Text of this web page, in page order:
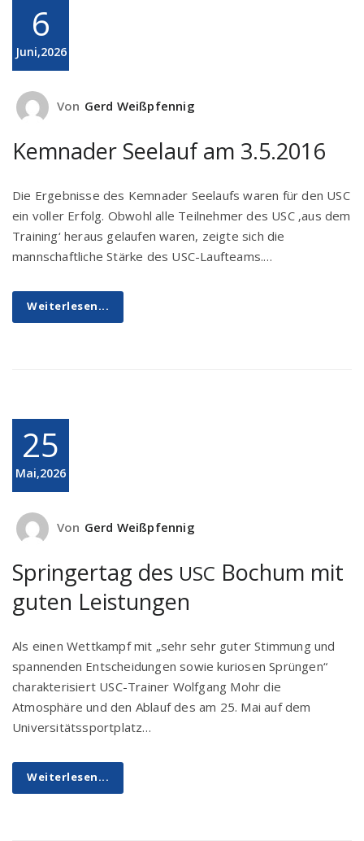
6
Juni,2026
Von Gerd Weißpfennig
Kemnader Seelauf am 3.5.2016
Die Ergebnisse des Kemnader Seelaufs waren für den USC
ein voller Erfolg. Obwohl alle Teilnehmer des USC ‚aus dem
Training‘ heraus gelaufen waren, zeigte sich die
mannschaftliche Stärke des USC-Laufteams.…
Weiterlesen...
25
Mai,2026
Von Gerd Weißpfennig
Springertag des USC Bochum mit
guten Leistungen
Als einen Wettkampf mit „sehr sehr guter Stimmung und
spannenden Entscheidungen sowie kuriosen Sprüngen“
charakterisiert USC-Trainer Wolfgang Mohr die
Atmosphäre und den Ablauf des am 25. Mai auf dem
Universitätssportplatz…
Weiterlesen...